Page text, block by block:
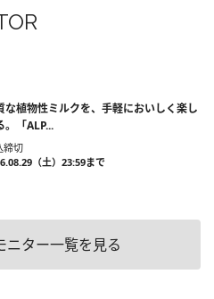
な植物性ミルクを、手軽においしく楽し
。「ALP...
締切
（土）23:59まで
ニター一覧を見る